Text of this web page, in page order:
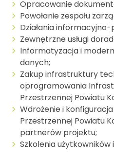
Opracowanie
Powołanie zespołu
Działania
Zewnętrzne usługi
Informatyzacja i
danych;
Zakup infrastruktury
oprogramowania
Przestrzennej Powiatu
Wdrożenie i
Przestrzennej Powiatu
partnerów projektu;
Szkolenia